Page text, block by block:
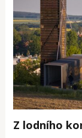
Z lodního